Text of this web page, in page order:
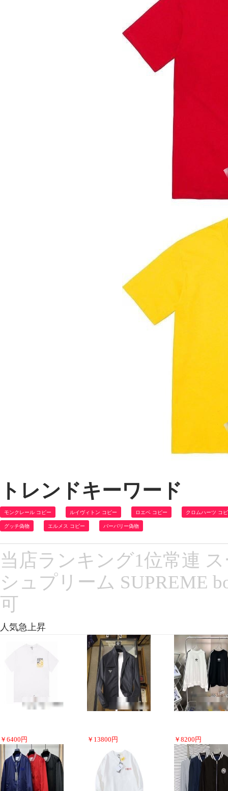
トレンドキーワード
モンクレール コピー ルイヴィトン コピー ロエベ コピー クロムハーツ コ
グッチ偽物 エルメス コピー バーバリー偽物
当店ランキング1位常連
シュプリーム SUPREME
可
人気急上昇
￥ 6400 円 ￥ 13800 円 ￥ 8200 円